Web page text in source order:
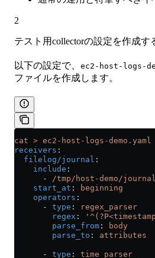
2
テスト用collectorの設定を作成す
以下の設定で、 ec2-host-logs-
ファイルを作成します。
cat > ec2-host-logs-demo.yaml
receivers :
  filelog/journal
:
    include
:
      -
/tmp/host-demo/
    start_at
:
beginning
    operators
:
      -
type :
regex_parser
        regex
:
        parse_from
:
body
        parse_to
: attributes
      -
type : time_parser